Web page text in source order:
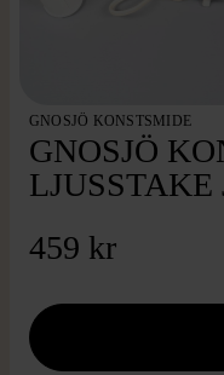
GNOSJÖ KONSTSMIDE
GNOSJÖ
459 kr